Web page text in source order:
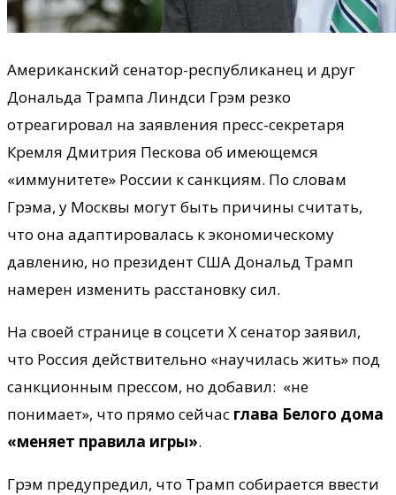
Американский сенатор-республиканец и друг
Дональда Трампа Линдси Грэм резко
отреагировал на заявления пресс-секретаря
Кремля Дмитрия Пескова об имеющемся
«иммунитете» России к санкциям. По словам
Грэма, у Москвы могут быть причины считать,
что она адаптировалась к экономическому
давлению, но президент США Дональд Трамп
намерен изменить расстановку сил.
На своей странице в соцсети Х сенатор заявил,
что Россия действительно «научилась жить» под
санкционным прессом, но добавил: «не
понимает», что прямо сейчас глава Белого дома
«меняет правила игры».
Грэм предупредил, что Трамп собирается ввести